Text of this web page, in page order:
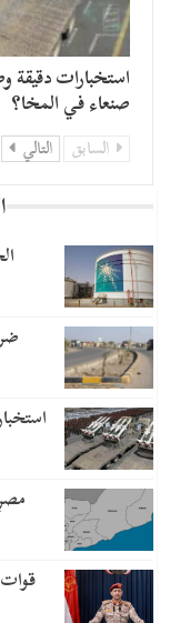
استخبارات
صنعاء في المخا؟
السابق التالي